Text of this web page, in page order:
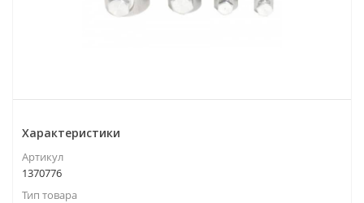
Характеристики
Артикул
1370776
Тип товара